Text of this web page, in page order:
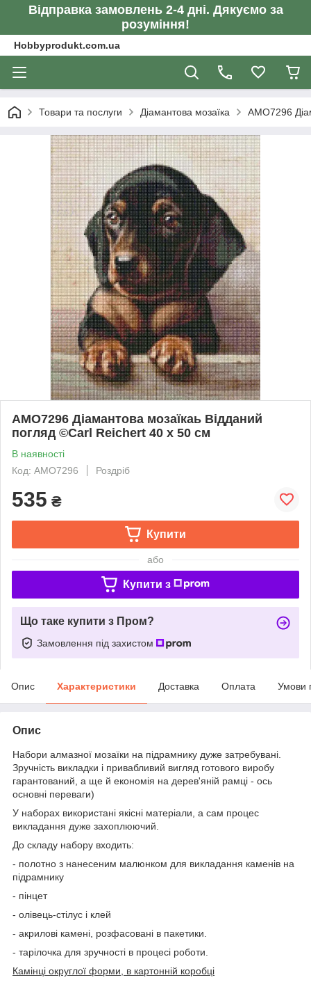
Відправка замовлень 2-4 дні. Дякуємо за
розуміння!
Hobbyprodukt.com.ua
Товари та послуги Діамантова мозаїка AMO7296
AMO7296 Діамантова мозаїкаь Відданий
погляд ©Carl Reichert 40 х 50 см
В наявності
Код: AMO7296
Роздріб
535 ₴
Купити
або
Купити з
Що таке купити з Пром?
Замовлення під захистом
Опис Характеристики Доставка Оплата Умови
Опис
Набори алмазної мозаїки на підрамнику дуже затребувані.
Зручність викладки і привабливий вигляд готового виробу
гарантований, а ще й економія на дерев'яній рамці - ось
основні переваги)
У наборах використані якісні матеріали, а сам процес
викладання дуже захоплюючий.
До складу набору входить:
- полотно з нанесеним малюнком для викладання каменів на
підрамнику
- пінцет
- олівець-стілус і клей
- акрилові камені, розфасовані в пакетики.
- тарілочка для зручності в процесі роботи.
Камінці округлої форми, в картонній коробці